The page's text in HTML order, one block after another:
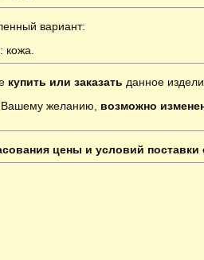
вариант:
кожа.
купить или заказать данное
желанию, возможно
цены и условий поставки